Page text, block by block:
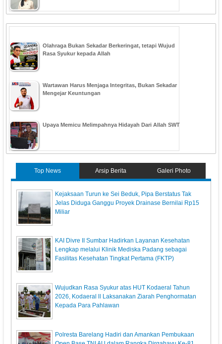
Olahraga Bukan Sekadar Berkeringat, tetapi Wujud
Rasa Syukur kepada Allah
Wartawan Harus Menjaga Integritas, Bukan Sekadar
Mengejar Keuntungan
Upaya Memicu Melimpahnya Hidayah Dari Allah SWT
Top News Arsip Berita Galeri Photo
Kejaksaan Turun ke Sei Beduk, Pipa Berstatus Tak
Jelas Diduga Ganggu Proyek Drainase Bernilai Rp15
Miliar
KAI Divre II Sumbar Hadirkan Layanan Kesehatan
Lengkap melalui Klinik Mediska Padang sebagai
Fasilitas Kesehatan Tingkat Pertama (FKTP)
Wujudkan Rasa Syukur atas HUT Kodaeral Tahun
2026, Kodaeral ll Laksanakan Ziarah Penghormatan
Kepada Para Pahlawan
Polresta Barelang Hadiri dan Amankan Pembukaan